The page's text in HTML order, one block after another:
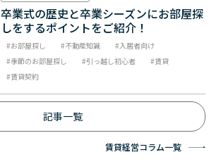
卒業式の歴史と卒業シーズンにお部屋探
しをするポイントをご紹介！
お部屋探し 不動産知識
入居者向け
季節のお部屋探し
引っ越し初心者
賃貸
賃貸契約
記事一覧
賃貸経営コラム一覧